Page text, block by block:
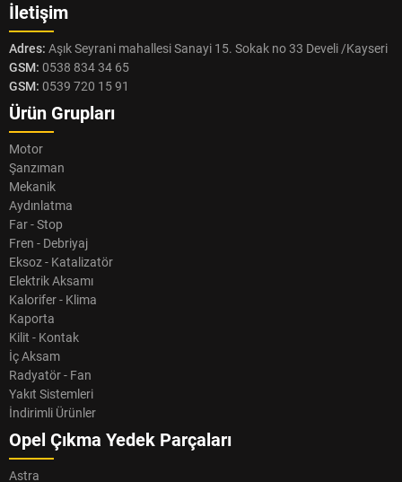
İletişim
Adres: Aşık Seyrani mahallesi Sanayi 15. Sokak no 33 Develi /Kayseri
GSM: 0538 834 34 65
GSM: 0539 720 15 91
Ürün Grupları
Motor
Şanzıman
Mekanik
Aydınlatma
Far - Stop
Fren - Debriyaj
Eksoz - Katalizatör
Elektrik Aksamı
Kalorifer - Klima
Kaporta
Kilit - Kontak
İç Aksam
Radyatör - Fan
Yakıt Sistemleri
İndirimli Ürünler
Opel Çıkma Yedek Parçaları
Astra